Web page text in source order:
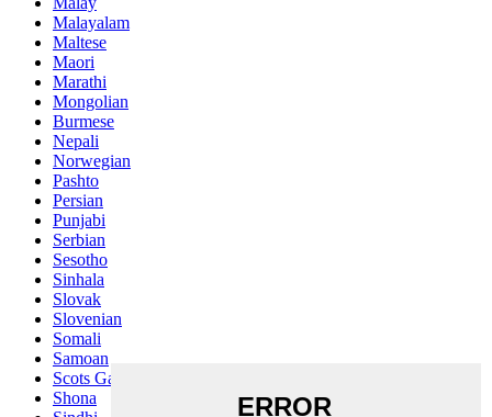
Malayalam
Maltese
Maori
Marathi
Mongolian
Burmese
Nepali
Norwegian
Pashto
Persian
Punjabi
Serbian
Sesotho
Sinhala
Slovak
Slovenian
Somali
Samoan
Scots Gaelic
Shona